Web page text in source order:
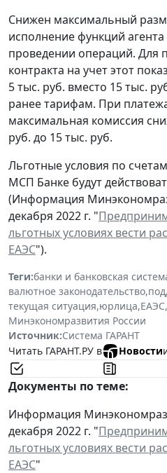
Снижен максимальный
исполнение функций
проведении операций. Для
контракта на учет этот
5 тыс. руб. вместо 15 тыс.
ранее тарифам. При
максимальная комиссия
руб. до 15 тыс. руб.
Льготные условия по
МСП Банке будут
(Информация
декабря 2022 г. "
льготных условиях вести
ЕАЭС").
Теги:банки и банковская
валютное законодательство,
текущая ситуация,юрлица,ЕАЭС,
Минэкономразвития России
Источник:Система ГАРАНТ
Читать ГАРАНТ.РУ в
Новости
Документы по теме:
Информация
декабря 2022 г. "
льготных условиях вести
ЕАЭС"